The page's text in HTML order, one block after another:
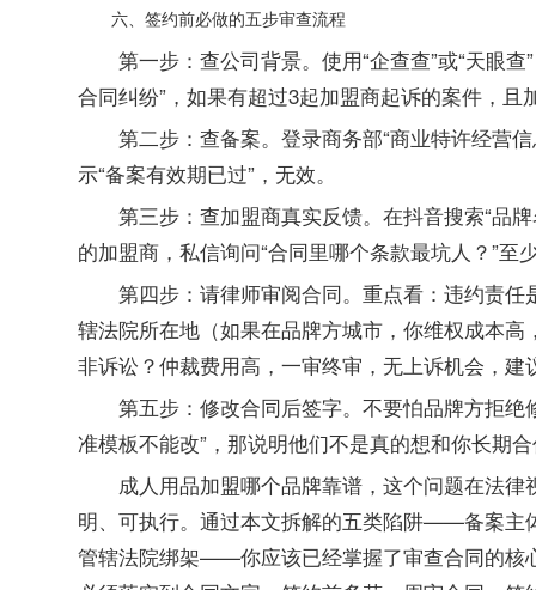
六、签约前必做的五步审查流程
第一步：查公司背景。使用“企查查”或“天眼
合同纠纷”，如果有超过3起加盟商起诉的案件，
第二步：查备案。登录商务部“商业特许经营
示“备案有效期已过”，无效。
第三步：查加盟商真实反馈。在抖音搜索“品
的加盟商，私信询问“合同里哪个条款最坑人？”至
第四步：请律师审阅合同。重点看：违约责
辖法院所在地（如果在品牌方城市，你维权成本
非诉讼？仲裁费用高，一审终审，无上诉机会，建
第五步：修改合同后签字。不要怕品牌方拒
准模板不能改”，那说明他们不是真的想和你长期
成人用品加盟哪个品牌靠谱，这个问题在法
明、可执行。通过本文拆解的五类陷阱——备案主
管辖法院绑架——你应该已经掌握了审查合同的核